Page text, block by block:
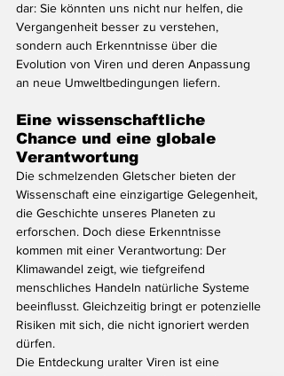
dar: Sie könnten uns nicht nur helfen, die
Vergangenheit besser zu verstehen,
sondern auch Erkenntnisse über die
Evolution von Viren und deren Anpassung
an neue Umweltbedingungen liefern.
Eine wissenschaftliche
Chance und eine globale
Verantwortung
Die schmelzenden Gletscher bieten der
Wissenschaft eine einzigartige Gelegenheit,
die Geschichte unseres Planeten zu
erforschen. Doch diese Erkenntnisse
kommen mit einer Verantwortung: Der
Klimawandel zeigt, wie tiefgreifend
menschliches Handeln natürliche Systeme
beeinflusst. Gleichzeitig bringt er potenzielle
Risiken mit sich, die nicht ignoriert werden
dürfen.
Die Entdeckung uralter Viren ist eine